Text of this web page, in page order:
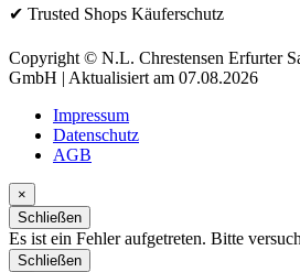
✔ Trusted Shops Käuferschutz
Copyright © N.L. Chrestensen Erfurter
GmbH | Aktualisiert am 07.08.2026
Impressum
Datenschutz
AGB
×
Schließen
Es ist ein Fehler aufgetreten. Bitte
Schließen